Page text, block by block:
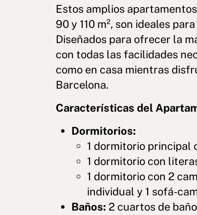
Estos amplios
90 y 110 m², son ideales
Diseñados para ofrecer la
con todas las facilidades
como en casa mientras
Barcelona.
Características del
Dormitorios:
1 dormitorio principal
1 dormitorio con
1 dormitorio con 2
individual y 1 sofá-
Baños: 2 cuartos de